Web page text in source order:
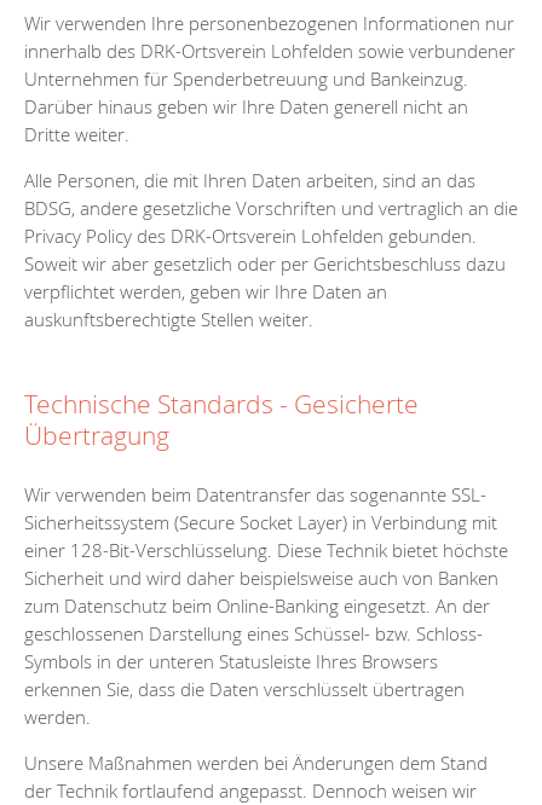
Wir verwenden Ihre personenbezogenen Informationen nur
innerhalb des DRK-Ortsverein Lohfelden sowie verbundener
Unternehmen für Spenderbetreuung und Bankeinzug.
Darüber hinaus geben wir Ihre Daten generell nicht an
Dritte weiter.
Alle Personen, die mit Ihren Daten arbeiten, sind an das
BDSG, andere gesetzliche Vorschriften und vertraglich an die
Privacy Policy des DRK-Ortsverein Lohfelden gebunden.
Soweit wir aber gesetzlich oder per Gerichtsbeschluss dazu
verpflichtet werden, geben wir Ihre Daten an
auskunftsberechtigte Stellen weiter.
Technische Standards - Gesicherte
Übertragung
Wir verwenden beim Datentransfer das sogenannte SSL-
Sicherheitssystem (Secure Socket Layer) in Verbindung mit
einer 128-Bit-Verschlüsselung. Diese Technik bietet höchste
Sicherheit und wird daher beispielsweise auch von Banken
zum Datenschutz beim Online-Banking eingesetzt. An der
geschlossenen Darstellung eines Schüssel- bzw. Schloss-
Symbols in der unteren Statusleiste Ihres Browsers
erkennen Sie, dass die Daten verschlüsselt übertragen
werden.
Unsere Maßnahmen werden bei Änderungen dem Stand
der Technik fortlaufend angepasst. Dennoch weisen wir